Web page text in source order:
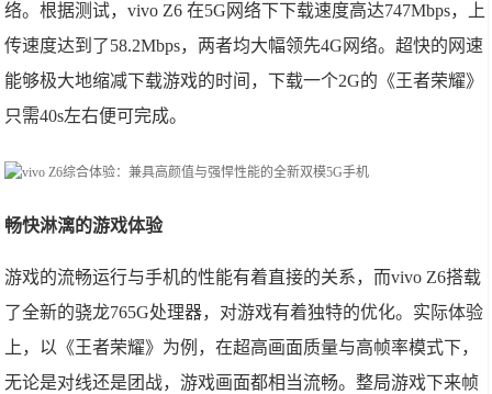
络。根据测试，vivo Z6 在5G网络下下载速度高达747Mbps，上
传速度达到了58.2Mbps，两者均大幅领先4G网络。超快的网速
能够极大地缩减下载游戏的时间，下载一个2G的《王者荣耀》
只需40s左右便可完成。
畅快淋漓的游戏体验
游戏的流畅运行与手机的性能有着直接的关系，而vivo Z6搭载
了全新的骁龙765G处理器，对游戏有着独特的优化。实际体验
上，以《王者荣耀》为例，在超高画面质量与高帧率模式下，
无论是对线还是团战，游戏画面都相当流畅。整局游戏下来帧